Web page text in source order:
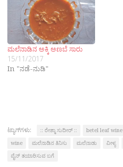
ಮಲೆನಾಡಿನ ಅಕ್ಕಿ ಅಣಬೆ ಸಾರು
15/11/2017
In "ನಡೆ-ನುಡಿ"
ಟ್ಯಾಗ್‌ಗಳು: :: ರೇಶ್ಮಾ ಸುದೀರ್ :: betel leaf wine
wine
ಮಲೆನಾಡಿನ ತಿನಿಸು ಮಲೆನಾಡು ವೀಳ್ಯ
ವೈನ್ ತಯಾರಿಸುವ ಬಗೆ